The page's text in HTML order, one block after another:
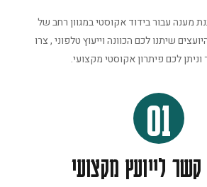
מענה עבור בידוד אקוסטי במגוון רחב של
שיתנו לכם הכוונה וייעוץ טלפוני , צרו
לכם פיתרון אקוסטי מקצועי.
01
לייועץ מקצועי